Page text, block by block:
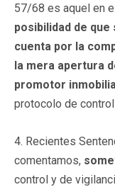
57/68 es aquel en
posibilidad de
cuenta por la
la mera apertura
promotor
protocolo de
4. Recientes
comentamos,
control y de